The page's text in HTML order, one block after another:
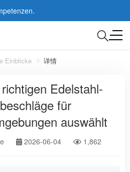
Einblicke 详情
Edelstahl-
für
auswählt
2026-06-04 1,862